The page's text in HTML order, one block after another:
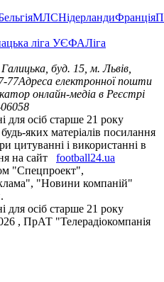
МЛСНідерландиФранція
ліга УЄФАЛіга
буд. 15, м. Львів,
77Адреса електронної пошти
онлайн-медіа в Реєстрі
для осіб старше 21 року
яких матеріалів посилання
цитуванні і використанні в
на сайт
football24.ua
"Спецпроект",
"Новини компаній"
для осіб старше 21 року
, ПрАТ "Телерадіокомпанія